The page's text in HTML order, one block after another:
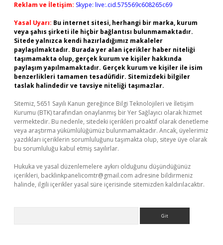
Reklam ve İletişim: Skype: live:.cid.575569c608265c69
Yasal Uyarı: Bu internet sitesi, herhangi bir marka, kurum
veya şahıs şirketi ile hiçbir bağlantısı bulunmamaktadır.
Sitede yalnızca kendi hazırladığımız makaleler
paylaşılmaktadır. Burada yer alan içerikler haber niteliği
taşımamakta olup, gerçek kurum ve kişiler hakkında
paylaşım yapılmamaktadır. Gerçek kurum ve kişiler ile isim
benzerlikleri tamamen tesadüfidir. Sitemizdeki bilgiler
taslak halindedir ve tavsiye niteliği taşımazlar.
Sitemiz, 5651 Sayılı Kanun gereğince Bilgi Teknolojileri ve İletişim
Kurumu (BTK) tarafından onaylanmış bir Yer Sağlayıcı olarak hizmet
vermektedir. Bu nedenle, sitedeki içerikleri proaktif olarak denetleme
veya araştırma yükümlülüğümüz bulunmamaktadır. Ancak, üyelerimiz
yazdıkları içeriklerin sorumluluğunu taşımakta olup, siteye üye olarak
bu sorumluluğu kabul etmiş sayılırlar.
Hukuka ve yasal düzenlemelere aykırı olduğunu düşündüğünüz
içerikleri, backlinkpanelicomtr@gmail.com adresine bildirmeniz
halinde, ilgili içerikler yasal süre içerisinde sitemizden kaldırılacaktır.